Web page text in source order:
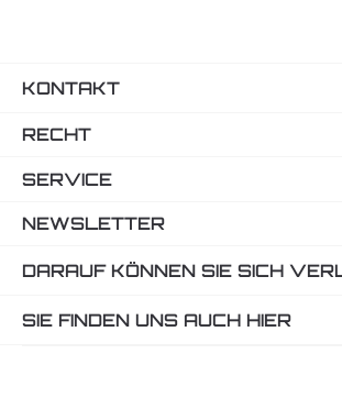
KONTAKT
RECHT
SERVICE
NEWSLETTER
DARAUF KÖNNEN SIE SICH
SIE FINDEN UNS AUCH HIER